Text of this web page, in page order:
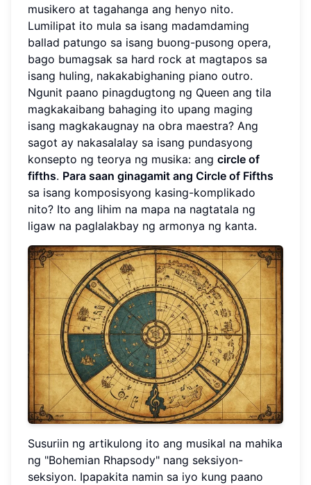
musikero at tagahanga ang henyo nito.
Lumilipat ito mula sa isang madamdaming
ballad patungo sa isang buong-pusong opera,
bago bumagsak sa hard rock at magtapos sa
isang huling, nakakabighaning piano outro.
Ngunit paano pinagdugtong ng Queen ang tila
magkakaibang bahaging ito upang maging
isang magkakaugnay na obra maestra? Ang
sagot ay nakasalalay sa isang pundasyong
konsepto ng teorya ng musika: ang circle of
fifths. Para saan ginagamit ang Circle of Fifths
sa isang komposisyong kasing-komplikado
nito? Ito ang lihim na mapa na nagtatala ng
ligaw na paglalakbay ng armonya ng kanta.
Susuriin ng artikulong ito ang musikal na mahika
ng "Bohemian Rhapsody" nang seksiyon-
seksiyon. Ipapakita namin sa iyo kung paano